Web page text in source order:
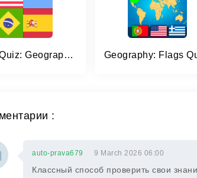
World Quiz: Geography games
:
auto-prava679 9 March 2026 06:00
Классный способ проверить свои